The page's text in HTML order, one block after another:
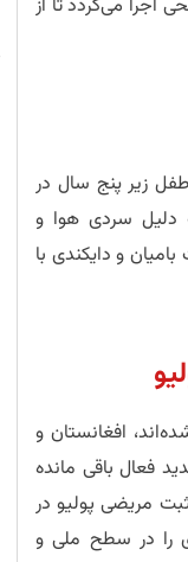
اجرا می‌گردد تا از
زیر پنج سال در
دلیل سردی هوا و
و دایکندی با
افغانستان و
فعال باقی مانده
که در سال ۲۰۲۵ عیسوی، دست‌کم ۹ مورد مثبت مریضی پولیو در
را در سطح ملی و